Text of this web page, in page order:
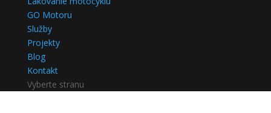
GO Motoru
Služby
Projekty
Blog
Kontakt
Vyberte stranu